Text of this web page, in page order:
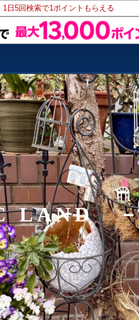
日5回検索で1ポイントもらえる
LAND －